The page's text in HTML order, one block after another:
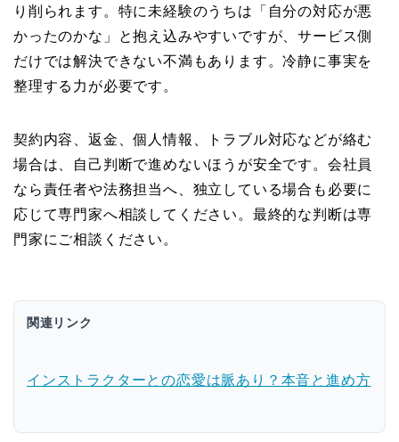
り削られます。特に未経験のうちは「自分の対応が悪
かったのかな」と抱え込みやすいですが、サービス側
だけでは解決できない不満もあります。冷静に事実を
整理する力が必要です。
契約内容、返金、個人情報、トラブル対応などが絡む
場合は、自己判断で進めないほうが安全です。会社員
なら責任者や法務担当へ、独立している場合も必要に
応じて専門家へ相談してください。最終的な判断は専
門家にご相談ください。
関連リンク
インストラクターとの恋愛は脈あり？本音と進め方